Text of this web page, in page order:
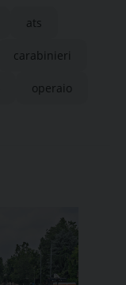
ats
carabinieri
operaio